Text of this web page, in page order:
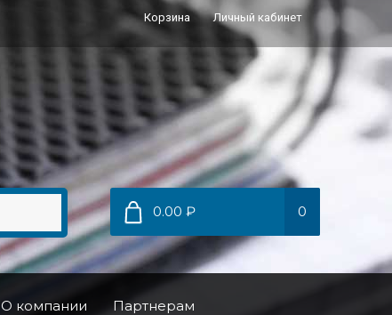
Корзина Личный кабинет
0.00 ₽ 0
О компании Партнерам